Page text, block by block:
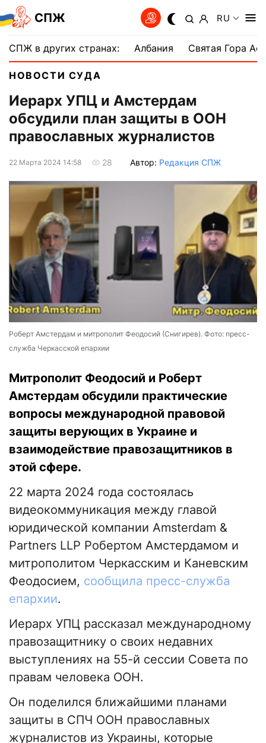
СПЖ RU
СПЖ в других странах: Албания Святая Гора
НОВОСТИ СУДА
Иерарх УПЦ и Амстердам
обсудили план защиты в ООН
православных журналистов
22 Марта 2024 14:58 28 Автор: Редакция СПЖ
Роберт Амстердам и митрополит Феодосий (Снигирев). Фото: пресс-
служба Черкасской епархии
Митрополит Феодосий и Роберт
Амстердам обсудили практические
вопросы международной правовой
защиты верующих в Украине и
взаимодействие правозащитников в
этой сфере.
22 марта 2024 года состоялась
видеокоммуникация между главой
юридической компании Amsterdam &
Partners LLP Робертом Амстердамом и
митрополитом Черкасским и Каневским
Феодосием, сообщила пресс-служба
епархии.
Иерарх УПЦ рассказал международному
правозащитнику о своих недавних
выступлениях на 55-й сессии Совета по
правам человека ООН.
Он поделился ближайшими планами
защиты в СПЧ ООН православных
журналистов из Украины, которые